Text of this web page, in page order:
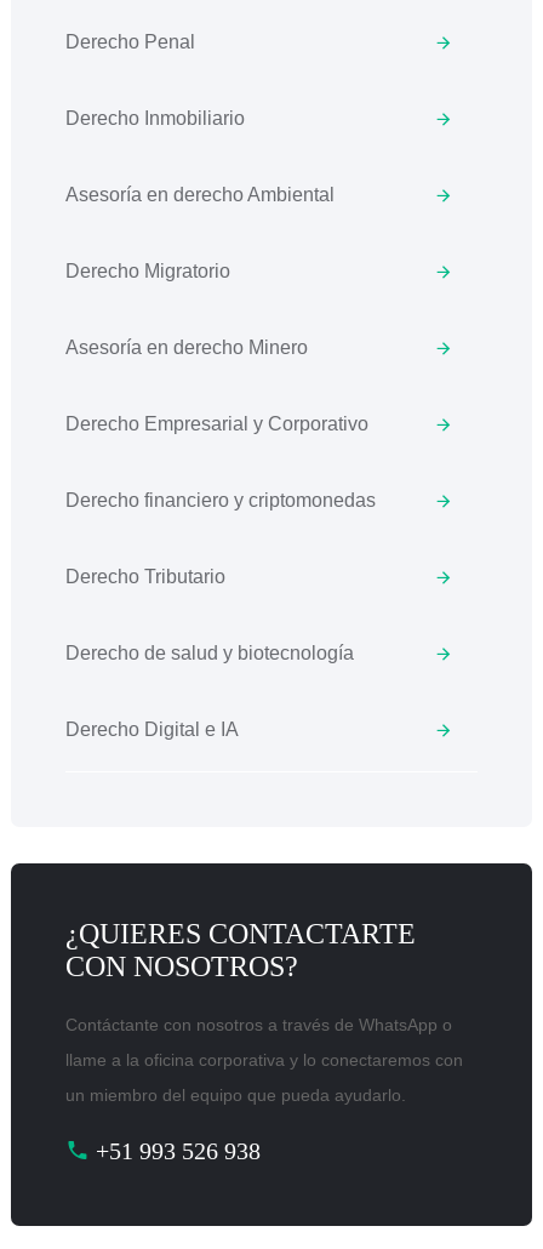
Derecho Penal
Derecho Inmobiliario
Asesoría en derecho Ambiental
Derecho Migratorio
Asesoría en derecho Minero
Derecho Empresarial y Corporativo
Derecho financiero y criptomonedas
Derecho Tributario
Derecho de salud y biotecnología
Derecho Digital e IA
¿QUIERES CONTACTARTE
CON NOSOTROS?
Contáctante con nosotros a través de WhatsApp o
llame a la oficina corporativa y lo conectaremos con
un miembro del equipo que pueda ayudarlo.
+51 993 526 938